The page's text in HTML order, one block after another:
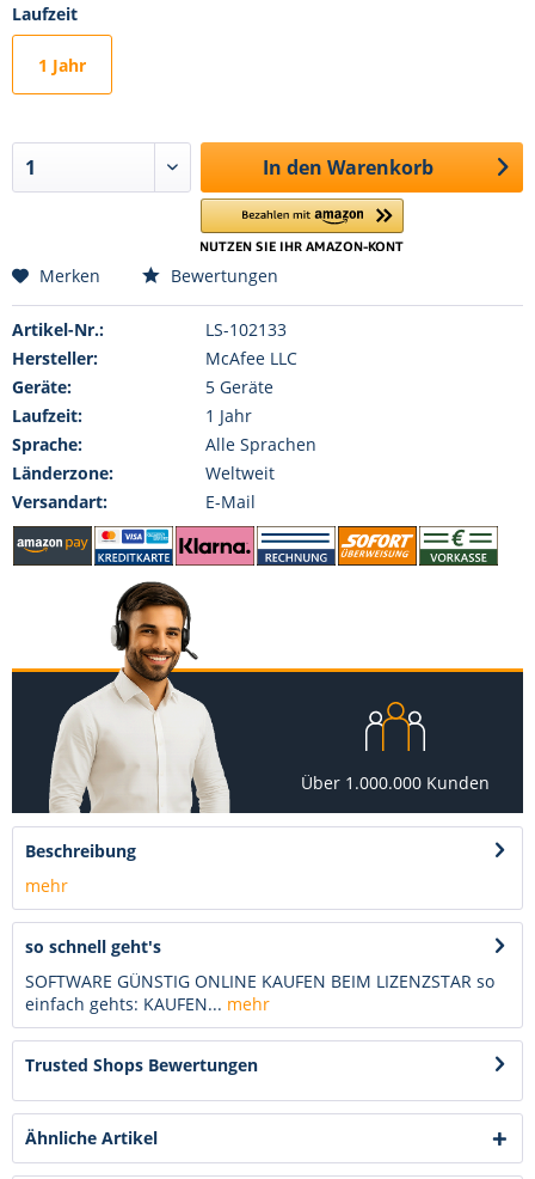
Laufzeit
1 Jahr
In den Warenkorb
Merken Bewertungen
Artikel-Nr.:
LS-102133
Hersteller:
McAfee LLC
Geräte:
5 Geräte
Laufzeit:
1 Jahr
Sprache:
Alle Sprachen
Länderzone:
Weltweit
Versandart:
E-Mail
Über 1.000.000 Kunden
Beschreibung
mehr
so schnell geht's
SOFTWARE GÜNSTIG ONLINE KAUFEN BEIM LIZENZSTAR so
einfach gehts: KAUFEN... mehr
Trusted Shops Bewertungen
Ähnliche Artikel